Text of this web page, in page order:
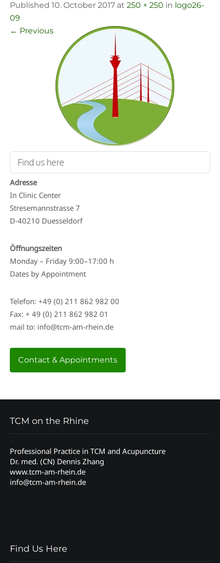
Published 10. October 2017 at 250 × 250 in logo26-
09
← Previous
Find us here
Adresse
In Clinic Center
Stresemannstrasse 7
D-40210 Duesseldorf
Öffnungszeiten
Monday – Friday 9:00–17:00 h
Dates by Appointment
Telefon: +49 (0) 211 862 982 00
Fax: + 49 (0) 211 862 982 01
mail to: info@tcm-am-rhein.de
Contact & Appointments
TCM on the Rhine
Professional Practice in TCM and Acupuncture
Dr. med. (CN) Dennis Zhang
www.tcm-am-rhein.de
info@tcm-am-rhein.de
Find Us Here